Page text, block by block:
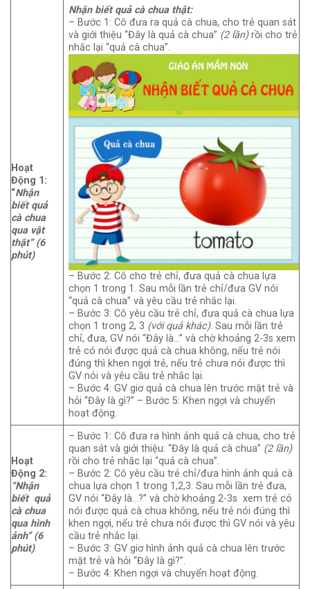
Hoạt
Động 1:
“Nhận
biết quả
cà chua
qua vật
thật” (6
phút)
Nhận biết quả cà chua thật:
– Bước 1: Cô đưa ra quả cà chua, cho trẻ quan sát
và giới thiệu “Đây là quả cà chua” (2 lần)rồi cho trẻ
nhắc lại “quả cà chua”.
– Bước 2: Cô cho trẻ chỉ, đưa quả cà chua lựa
chọn 1 trong 1. Sau mỗi lần trẻ chỉ/đưa GV nói
“quả cà chua” và yêu cầu trẻ nhắc lại.
– Bước 3: Cô yêu cầu trẻ chỉ, đưa quả cà chua lựa
chọn 1 trong 2, 3 (với quả khác). Sau mỗi lần trẻ
chỉ, đưa, GV nói “Đây là…” và chờ khoảng 2-3s xem
trẻ có nói được quả cà chua không, nếu trẻ nói
đúng thì khen ngợi trẻ, nếu trẻ chưa nói được thì
GV nói và yêu cầu trẻ nhắc lại.
– Bước 4: GV giơ quả cà chua lên trước mặt trẻ và
hỏi “Đây là gì?” – Bước 5: Khen ngợi và chuyển
hoạt động.
Hoạt
Động 2:
“Nhận
biết quả
cà chua
qua hình
ảnh” (6
phút)
– Bước 1: Cô đưa ra hình ảnh quả cà chua, cho trẻ
quan sát và giới thiệu: “Đây là quả cà chua” (2 lần)
rồi cho trẻ nhắc lại “quả cà chua”.
– Bước 2: Cô yêu cầu trẻ chỉ/đưa hình ảnh quả cà
chua lựa chọn 1 trong 1,2,3. Sau mỗi lần trẻ đưa,
GV nói “Đây là…?” và chờ khoảng 2-3s xem trẻ có
nói được quả cà chua không, nếu trẻ nói đúng thì
khen ngợi, nếu trẻ chưa nói được thì GV nói và yêu
cầu trẻ nhắc lại.
– Bước 3: GV giơ hình ảnh quả cà chua lên trước
mặt trẻ và hỏi “Đây là gì?”.
– Bước 4: Khen ngợi và chuyển hoạt động.